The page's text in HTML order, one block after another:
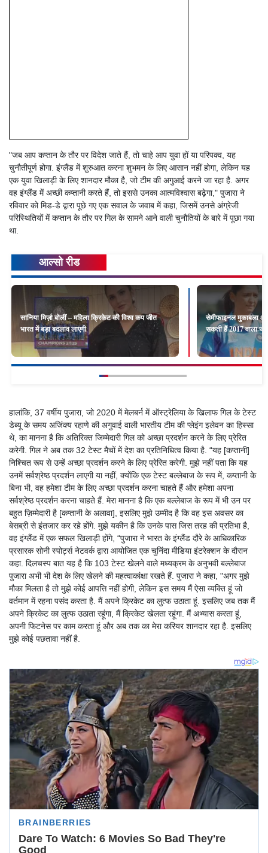
"जब आप कप्तान के तौर पर विदेश जाते हैं, तो चाहे आप युवा हों या परिपक्व, यह
चुनौतीपूर्ण होगा. इंग्लैंड में शुरुआत करना शुभमन के लिए आसान नहीं होगा, लेकिन यह
एक युवा खिलाड़ी के लिए शानदार मौका है, जो टीम की अगुआई करने जा रहा है. अगर
वह इंग्लैंड में अच्छी कप्तानी करते हैं, तो इससे उनका आत्मविश्वास बढ़ेगा," पुजारा ने
रविवार को मिड-डे द्वारा पूछे गए एक सवाल के जवाब में कहा, जिसमें उनसे अंग्रेजी
परिस्थितियों में कप्तान के तौर पर गिल के सामने आने वाली चुनौतियों के बारे में पूछा गया
था.
आल्सो रीड
सानिया मिर्ज़ा बोलीं – महिला क्रिकेट की विश्व कप जीत
भारत में बड़ा बदलाव लाएगी
सेमीफाइनल मुकाबला
सकती हैं 2017 वाला
हालांकि, 37 वर्षीय पुजारा, जो 2020 में मेलबर्न में ऑस्ट्रेलिया के खिलाफ गिल के टेस्ट
डेब्यू के समय अजिंक्य रहाणे की अगुवाई वाली भारतीय टीम की प्लेइंग इलेवन का हिस्सा
थे, का मानना ​​है कि अतिरिक्त जिम्मेदारी गिल को अच्छा प्रदर्शन करने के लिए प्रेरित
करेगी. गिल ने अब तक 32 टेस्ट मैचों में देश का प्रतिनिधित्व किया है. “यह [कप्तानी]
निश्चित रूप से उन्हें अच्छा प्रदर्शन करने के लिए प्रेरित करेगी. मुझे नहीं पता कि यह
उनमें सर्वश्रेष्ठ प्रदर्शन लाएगी या नहीं, क्योंकि एक टेस्ट बल्लेबाज के रूप में, कप्तानी के
बिना भी, वह हमेशा टीम के लिए अच्छा प्रदर्शन करना चाहते हैं और हमेशा अपना
सर्वश्रेष्ठ प्रदर्शन करना चाहते हैं. मेरा मानना ​​है कि एक बल्लेबाज के रूप में भी उन पर
बहुत ज़िम्मेदारी है [कप्तानी के अलावा], इसलिए मुझे उम्मीद है कि वह इस अवसर का
बेसब्री से इंतजार कर रहे होंगे. मुझे यकीन है कि उनके पास जिस तरह की प्रतिभा है,
वह इंग्लैंड में एक सफल खिलाड़ी होंगे, “पुजारा ने भारत के इंग्लैंड दौरे के आधिकारिक
प्रसारक सोनी स्पोर्ट्स नेटवर्क द्वारा आयोजित एक चुनिंदा मीडिया इंटरेक्शन के दौरान
कहा. दिलचस्प बात यह है कि 103 टेस्ट खेलने वाले मध्यक्रम के अनुभवी बल्लेबाज
पुजारा अभी भी देश के लिए खेलने की महत्वाकांक्षा रखते हैं. पुजारा ने कहा, "अगर मुझे
मौका मिलता है तो मुझे कोई आपत्ति नहीं होगी, लेकिन इस समय मैं ऐसा व्यक्ति हूं जो
वर्तमान में रहना पसंद करता है. मैं अपने क्रिकेट का लुत्फ उठाता हूं. इसलिए जब तक मैं
अपने क्रिकेट का लुत्फ उठाता रहूंगा, मैं क्रिकेट खेलता रहूंगा. मैं अभ्यास करता हूं,
अपनी फिटनेस पर काम करता हूं और अब तक का मेरा करियर शानदार रहा है. इसलिए
मुझे कोई पछतावा नहीं है.